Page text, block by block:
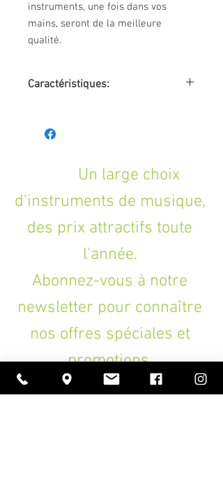
instruments, une fois dans vos
mains, seront de la meilleure
qualité.
Caractéristiques:
laser
manche acajou (47 mm au sillet)
touche & chevalet sonokelin
F#/B/E/A/C#/F#).
Un large choix
d'instruments de musique,
des prix attractifs toute
l'année.
Abonnez-vous à notre
newsletter pour connaître
nos offres spéciales et
promotions.